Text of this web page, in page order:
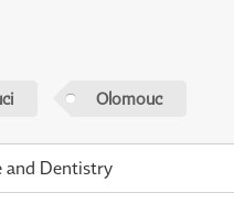
Olomouc
and Dentistry